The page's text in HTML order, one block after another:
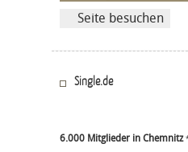
Seite besuchen
Single.de
6.000 Mitglieder in Chemnitz